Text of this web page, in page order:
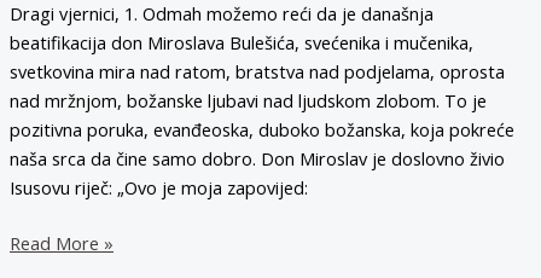
mučeništva
bl.
Miroslava
Bulešića
Dragi vjernici, 1. Odmah možemo reći da je današnja
beatifikacija don Miroslava Bulešića, svećenika i mučenika,
svetkovina mira nad ratom, bratstva nad podjelama, oprosta
nad mržnjom, božanske ljubavi nad ljudskom zlobom. To je
pozitivna poruka, evanđeoska, duboko božanska, koja pokreće
naša srca da čine samo dobro. Don Miroslav je doslovno živio
Isusovu riječ: „Ovo je moja zapovijed:
Homilija
Read More »